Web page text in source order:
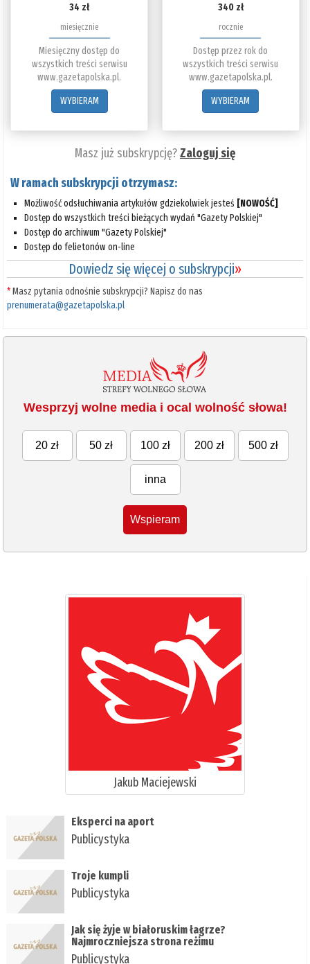
34 zł
miesięcznie
Miesięczny dostęp do
wszystkich treści serwisu
www.gazetapolska.pl.
WYBIERAM
340 zł
rocznie
Dostęp przez rok do
wszystkich treści serwisu
www.gazetapolska.pl.
WYBIERAM
Masz już subskrypcję?Zaloguj się
W ramach subskrypcji otrzymasz:
Możliwość odsłuchiwania artykułów gdziekolwiek jesteś [NOWOŚĆ]
Dostęp do wszystkich treści bieżących wydań "Gazety Polskiej"
Dostęp do archiwum "Gazety Polskiej"
Dostęp do felietonów on-line
Dowiedz się więcej o subskrypcji»
*Masz pytania odnośnie subskrypcji? Napisz do nas
prenumerata@gazetapolska.pl
Wesprzyj wolne media i ocal wolność słowa!
20 zł 50 zł 100 zł 200 zł 500 zł
inna
Wspieram
Jakub Maciejewski
Eksperci na aport
Publicystyka
Troje kumpli
Publicystyka
Jak się żyje w białoruskim łagrze?
Najmroczniejsza strona reżimu
Publicystyka